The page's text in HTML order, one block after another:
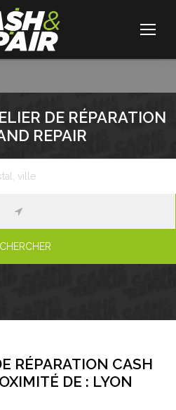
DE RÉPARATION
REPAIR
RÉPARATION CASH
DE : LYON